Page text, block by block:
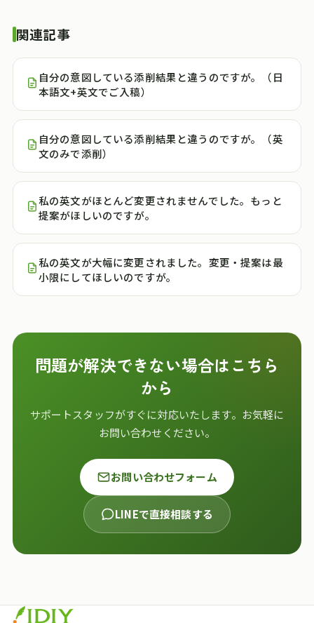
関連記事
自分の意図している添削結果と違うのですが。（日
本語文+英文でご入稿）
自分の意図している添削結果と違うのですが。（英
文のみで添削）
私の英文がほとんど変更されませんでした。もっと
提案がほしいのですが。
私の英文が大幅に変更されました。変更・提案は最
小限にしてほしいのですが。
問題が解決できない場合はこちら
から
サポートスタッフがすぐに対応いたします。お気軽に
お問い合わせください。
お問い合わせフォーム
LINEで直接相談する